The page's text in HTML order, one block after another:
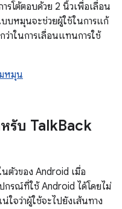
รโต้ตอบด้วย 2 นิ้วเพื่อเลื่อน
บหมุนจะช่วยผู้ใช้ในการแก้
าในการเลื่อนแทนการใช้
หมุน
รับ TalkBack
ตัวของ Android เมื่อ
กรณ์ที่ใช้ Android ได้โดยไม่
จว่าผู้ใช้จะไปยังเส้นทาง